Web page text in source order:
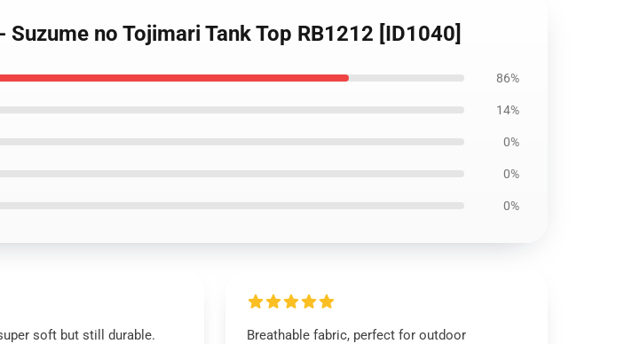
no Tojimari Tank Top RB1212 [ID1040]
86%
14%
0%
0%
0%
soft but still durable.
Breathable fabric, perfect for outdoor